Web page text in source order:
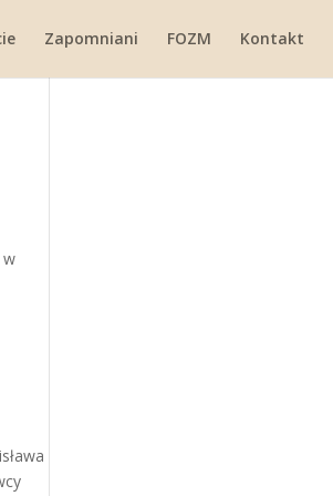
Zapomniani FOZM Kontakt
w